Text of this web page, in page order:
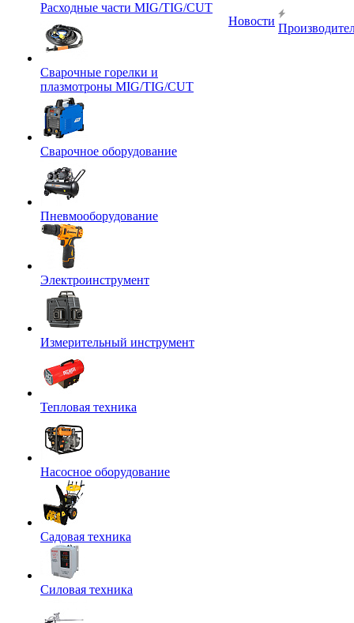
Расходные части MIG/TIG/CUT
Сварочные горелки и
плазмотроны MIG/TIG/CUT
Сварочное оборудование
Пневмооборудование
Электроинструмент
Измерительный инструмент
Тепловая техника
Насосное оборудование
Садовая техника
Силовая техника
Новости